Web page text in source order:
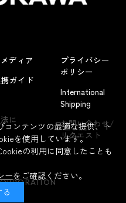
ディア
ガイド
に
プライバシー
ポリシー
International
Shipping
お問い合わせ/
リクエスト
コンテンツの最適な提供、ト
を使用しています。
の利用に同意したことも
ーをご確認ください。